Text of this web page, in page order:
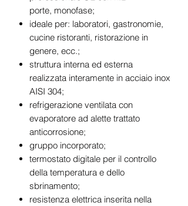
porte, monofase;
ideale per: laboratori, gastronomie,
cucine ristoranti, ristorazione in
genere, ecc.;
struttura interna ed esterna
realizzata interamente in acciaio inox
AISI 304;
refrigerazione ventilata con
evaporatore ad alette trattato
anticorrosione;
gruppo incorporato;
termostato digitale per il controllo
della temperatura e dello
sbrinamento;
resistenza elettrica inserita nella